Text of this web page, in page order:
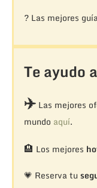
? Las mejores
Te ayudo
✈️Las mejores
mundo aquí.
🏨 Los mejores
💗 Reserva tu